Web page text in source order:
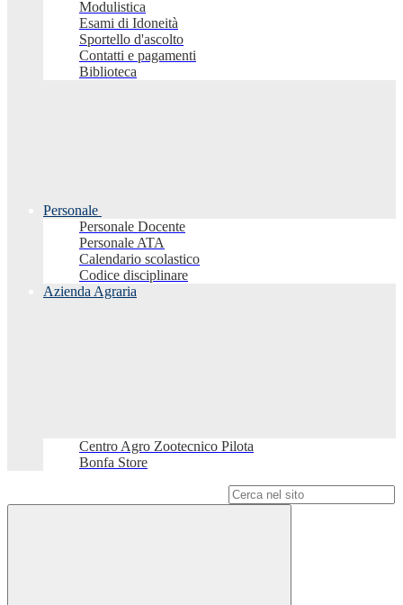
Modulistica
Esami di Idoneità
Sportello d'ascolto
Contatti e pagamenti
Biblioteca
Personale
Personale Docente
Personale ATA
Calendario scolastico
Codice disciplinare
Azienda Agraria
Centro Agro Zootecnico Pilota
Bonfa Store